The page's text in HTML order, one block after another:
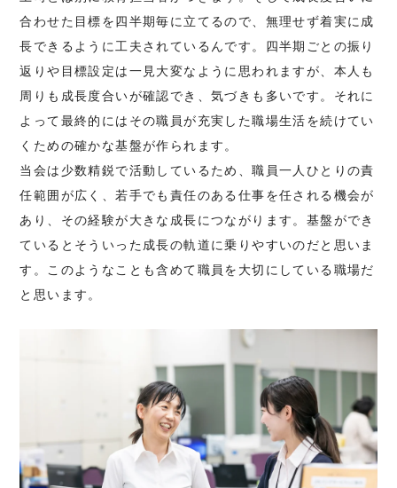
合わせた目標を四半期毎に立てるので、無理せず着実に成
長できるように工夫されているんです。四半期ごとの振り
返りや目標設定は一見大変なように思われますが、本人も
周りも成長度合いが確認でき、気づきも多いです。それに
よって最終的にはその職員が充実した職場生活を続けてい
くための確かな基盤が作られます。
当会は少数精鋭で活動しているため、職員一人ひとりの責
任範囲が広く、若手でも責任のある仕事を任される機会が
あり、その経験が大きな成長につながります。基盤ができ
ているとそういった成長の軌道に乗りやすいのだと思いま
す。このようなことも含めて職員を大切にしている職場だ
と思います。